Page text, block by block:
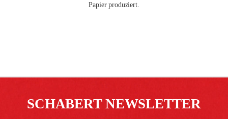
Papier produziert.
SCHABERT NEWSLETTER